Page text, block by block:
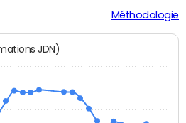
Méthodologie
estimations JDN)